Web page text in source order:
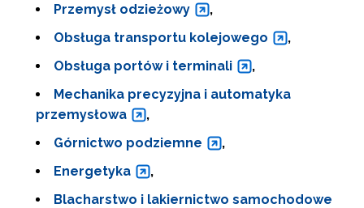
Przemysł odzieżowy
,
Obsługa transportu kolejowego
,
Obsługa portów i terminali
,
Mechanika precyzyjna i automatyka
przemysłowa
,
Górnictwo podziemne
,
Energetyka
,
Blacharstwo i lakiernictwo samochodowe